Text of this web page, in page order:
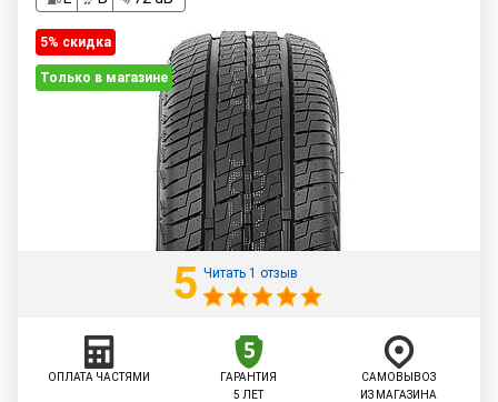
5% cкидка
Только в магазине
5 Читать 1 отзыв
ОПЛАТА ЧАСТЯМИ
ГАРАНТИЯ
5 ЛЕТ
САМОВЫВОЗ
ИЗ МАГАЗИНА